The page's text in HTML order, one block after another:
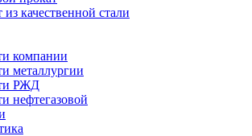
из качественной стали
компании
металлургии
РЖД
нефтегазовой